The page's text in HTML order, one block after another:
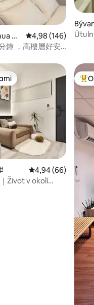
Di
Priemerné
4,98 (146)
鐘 ，高樓層好安
Priemerné
4,94 (66)
Život v okolí